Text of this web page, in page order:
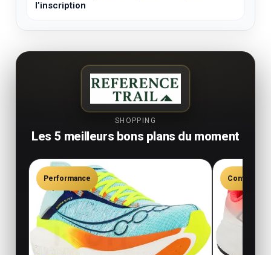
l’inscription
SHOPPING
Les 5 meilleurs bons plans du moment
Performance Confort